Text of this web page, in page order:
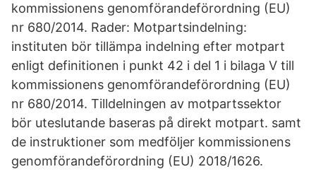
kommissionens genomförandeförordning (EU)
nr 680/2014. Rader: Motpartsindelning:
instituten bör tillämpa indelning efter motpart
enligt definitionen i punkt 42 i del 1 i bilaga V till
kommissionens genomförandeförordning (EU)
nr 680/2014. Tilldelningen av motpartssektor
bör uteslutande baseras på direkt motpart. samt
de instruktioner som medföljer kommissionens
genomförandeförordning (EU) 2018/1626.